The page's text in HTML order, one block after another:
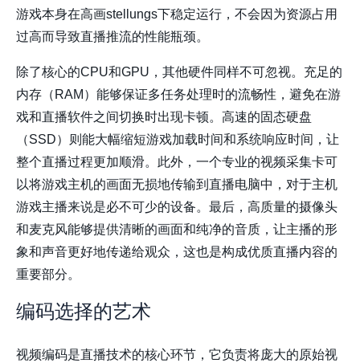
游戏本身在高画stellungs下稳定运行，不会因为资源占用
过高而导致直播推流的性能瓶颈。
除了核心的CPU和GPU，其他硬件同样不可忽视。充足的
内存（RAM）能够保证多任务处理时的流畅性，避免在游
戏和直播软件之间切换时出现卡顿。高速的固态硬盘
（SSD）则能大幅缩短游戏加载时间和系统响应时间，让
整个直播过程更加顺滑。此外，一个专业的视频采集卡可
以将游戏主机的画面无损地传输到直播电脑中，对于主机
游戏主播来说是必不可少的设备。最后，高质量的摄像头
和麦克风能够提供清晰的画面和纯净的音质，让主播的形
象和声音更好地传递给观众，这也是构成优质直播内容的
重要部分。
编码选择的艺术
视频编码是直播技术的核心环节，它负责将庞大的原始视